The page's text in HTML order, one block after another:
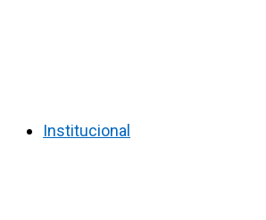
Institucional